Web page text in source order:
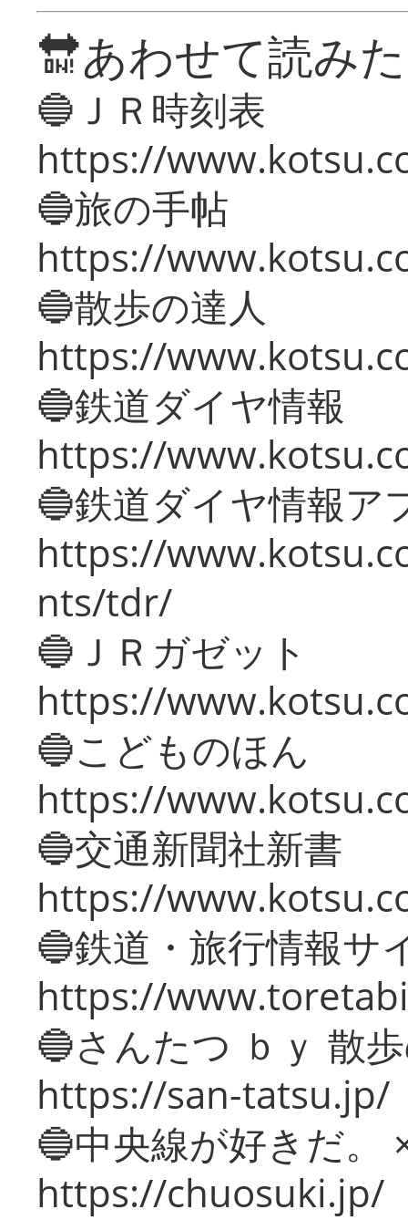
🔛あわせて読み
🔵ＪＲ時刻表
https://
🔵旅の手帖
https://
🔵散歩の達人
https://
🔵鉄道ダイヤ情報
https://
🔵鉄道ダイヤ情報ア
https://
nts/tdr/
🔵ＪＲガゼット
https://
🔵こどものほん
https://
🔵交通新聞社新書
https://
🔵鉄道・旅行情報サ
https://
🔵さんたつ ｂｙ 散
https://san-tatsu.jp/
🔵中央線が好きだ。
https://chuosuki.jp/